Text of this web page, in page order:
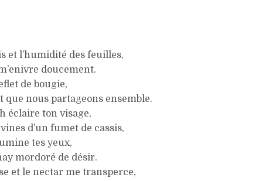
et l’humidité des feuilles,
doucement.
de bougie,
que nous partageons ensemble.
éclaire ton visage,
d’un fumet de cassis,
tes yeux,
mordoré de désir.
et le nectar me transperce,